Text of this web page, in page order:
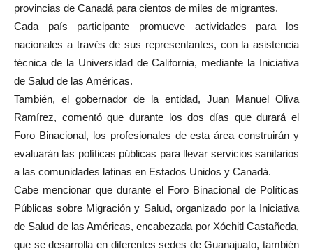
provincias de Canadá para cientos de miles de migrantes.
Cada país participante promueve actividades para los
nacionales a través de sus representantes, con la asistencia
técnica de la Universidad de California, mediante la Iniciativa
de Salud de las Américas.
También, el gobernador de la entidad, Juan Manuel Oliva
Ramírez, comentó que durante los dos días que durará el
Foro Binacional, los profesionales de esta área construirán y
evaluarán las políticas públicas para llevar servicios sanitarios
a las comunidades latinas en Estados Unidos y Canadá.
Cabe mencionar que durante el Foro Binacional de Políticas
Públicas sobre Migración y Salud, organizado por la Iniciativa
de Salud de las Américas, encabezada por Xóchitl Castañeda,
que se desarrolla en diferentes sedes de Guanajuato, también